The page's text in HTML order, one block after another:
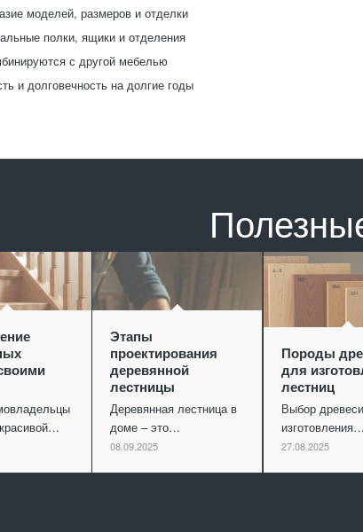
моделей, размеров и отделки
полки, ящики и отделения
с другой мебелью
и долговечность на долгие годы
Этапы
проектирования
деревянной
лестницы
Деревянная лестница в
доме – это…
08.09.2025
Породы
для
лестниц
Выбор
изготовления…
27.08.2025